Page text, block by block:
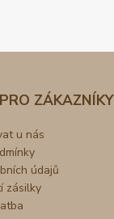
ZÁKAZNÍKY
u nás
údajů
zásilky